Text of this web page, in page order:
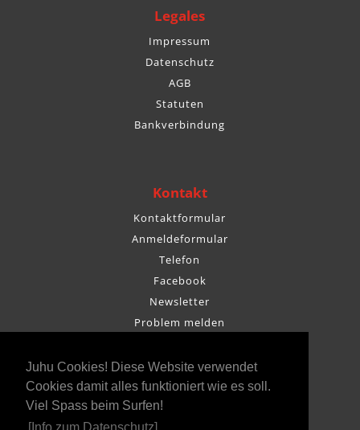
Juhu Cookies! Diese Website verwendet
Cookies damit alles funktioniert wie es soll.
Viel Spass beim Surfen!
Legales
Impressum
Datenschutz
AGB
Statuten
Bankverbindung
Kontakt
Kontaktformular
Anmeldeformular
Telefon
Facebook
Newsletter
Problem melden